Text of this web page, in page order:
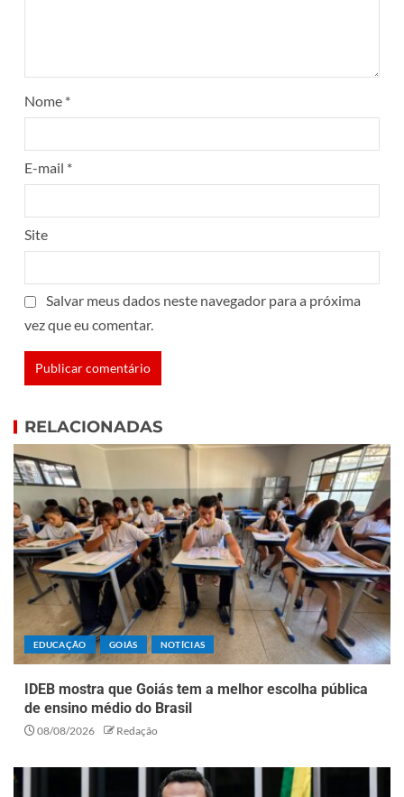
Nome *
E-mail *
Site
Salvar meus dados neste navegador para a próxima
vez que eu comentar.
RELACIONADAS
EDUCAÇÃO GOIÁS NOTÍCIAS
IDEB mostra que Goiás tem a melhor escolha pública
de ensino médio do Brasil
08/08/2026 Redação